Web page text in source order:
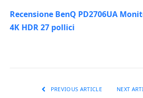
Recensione BenQ PD2706UA
4K HDR 27 pollici
PREVIOUS ARTICLE NEXT